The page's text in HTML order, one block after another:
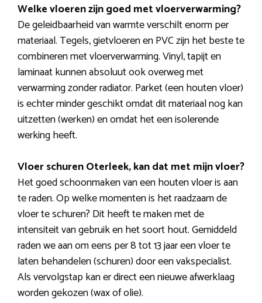
Welke vloeren zijn goed met vloerverwarming?
De geleidbaarheid van warmte verschilt enorm per
materiaal. Tegels, gietvloeren en PVC zijn het beste te
combineren met vloerverwarming. Vinyl, tapijt en
laminaat kunnen absoluut ook overweg met
verwarming zonder radiator. Parket (een houten vloer)
is echter minder geschikt omdat dit materiaal nog kan
uitzetten (werken) en omdat het een isolerende
werking heeft.
Vloer schuren Oterleek, kan dat met mijn vloer?
Het goed schoonmaken van een houten vloer is aan
te raden. Op welke momenten is het raadzaam de
vloer te schuren? Dit heeft te maken met de
intensiteit van gebruik en het soort hout. Gemiddeld
raden we aan om eens per 8 tot 13 jaar een vloer te
laten behandelen (schuren) door een vakspecialist.
Als vervolgstap kan er direct een nieuwe afwerklaag
worden gekozen (wax of olie).